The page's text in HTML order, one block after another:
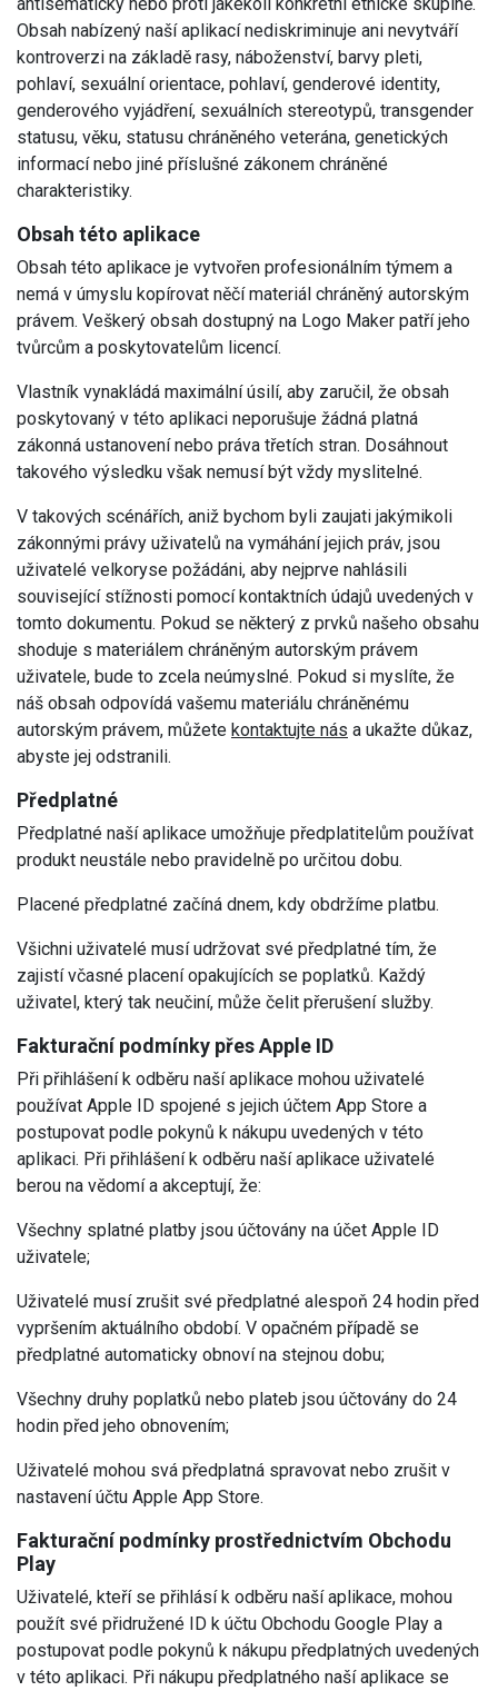
Obsah nabízený naší aplikací nediskriminuje ani nevytváří
kontroverzi na základě rasy, náboženství, barvy pleti,
pohlaví, sexuální orientace, pohlaví, genderové identity,
genderového vyjádření, sexuálních stereotypů, transgender
statusu, věku, statusu chráněného veterána, genetických
informací nebo jiné příslušné zákonem chráněné
charakteristiky.
Obsah této aplikace
Obsah této aplikace je vytvořen profesionálním týmem a
nemá v úmyslu kopírovat něčí materiál chráněný autorským
právem. Veškerý obsah dostupný na Logo Maker patří jeho
tvůrcům a poskytovatelům licencí.
Vlastník vynakládá maximální úsilí, aby zaručil, že obsah
poskytovaný v této aplikaci neporušuje žádná platná
zákonná ustanovení nebo práva třetích stran. Dosáhnout
takového výsledku však nemusí být vždy myslitelné.
V takových scénářích, aniž bychom byli zaujati jakýmikoli
zákonnými právy uživatelů na vymáhání jejich práv, jsou
uživatelé velkoryse požádáni, aby nejprve nahlásili
související stížnosti pomocí kontaktních údajů uvedených v
tomto dokumentu. Pokud se některý z prvků našeho obsahu
shoduje s materiálem chráněným autorským právem
uživatele, bude to zcela neúmyslné. Pokud si myslíte, že
náš obsah odpovídá vašemu materiálu chráněnému
autorským právem, můžete kontaktujte nás a ukažte důkaz,
abyste jej odstranili.
Předplatné
Předplatné naší aplikace umožňuje předplatitelům používat
produkt neustále nebo pravidelně po určitou dobu.
Placené předplatné začíná dnem, kdy obdržíme platbu.
Všichni uživatelé musí udržovat své předplatné tím, že
zajistí včasné placení opakujících se poplatků. Každý
uživatel, který tak neučiní, může čelit přerušení služby.
Fakturační podmínky přes Apple ID
Při přihlášení k odběru naší aplikace mohou uživatelé
používat Apple ID spojené s jejich účtem App Store a
postupovat podle pokynů k nákupu uvedených v této
aplikaci. Při přihlášení k odběru naší aplikace uživatelé
berou na vědomí a akceptují, že:
Všechny splatné platby jsou účtovány na účet Apple ID
uživatele;
Uživatelé musí zrušit své předplatné alespoň 24 hodin před
vypršením aktuálního období. V opačném případě se
předplatné automaticky obnoví na stejnou dobu;
Všechny druhy poplatků nebo plateb jsou účtovány do 24
hodin před jeho obnovením;
Uživatelé mohou svá předplatná spravovat nebo zrušit v
nastavení účtu Apple App Store.
Fakturační podmínky prostřednictvím Obchodu
Play
Uživatelé, kteří se přihlásí k odběru naší aplikace, mohou
použít své přidružené ID k účtu Obchodu Google Play a
postupovat podle pokynů k nákupu předplatných uvedených
v této aplikaci. Při nákupu předplatného naší aplikace se